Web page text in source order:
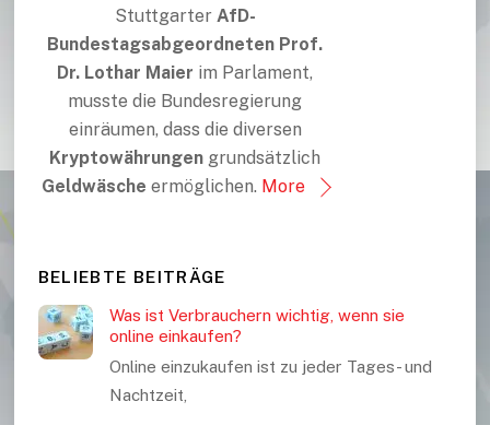
Stuttgarter AfD-
Bundestagsabgeordneten Prof.
Dr. Lothar Maier im Parlament,
musste die Bundesregierung
einräumen, dass die diversen
Kryptowährungen grundsätzlich
Geldwäsche ermöglichen. More
BELIEBTE BEITRÄGE
Was ist Verbrauchern wichtig, wenn sie
online einkaufen?
Online einzukaufen ist zu jeder Tages- und
Nachtzeit,